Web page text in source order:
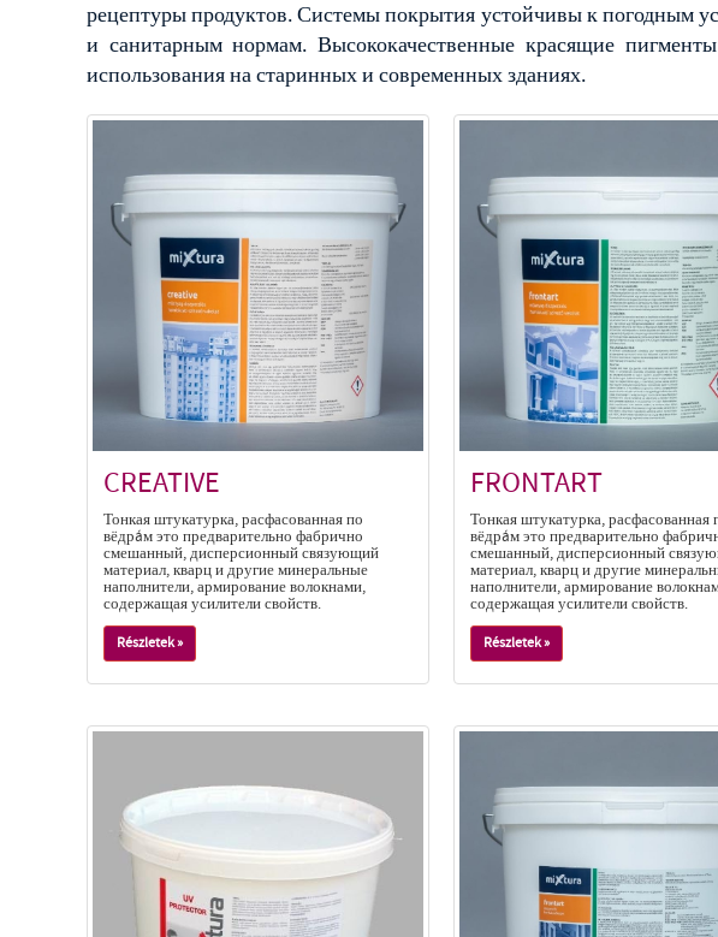
рецептуры продуктов. Системы покрытия устойчивы к погодным
и санитарным нормам. Высококачественные красящие
использования на старинных и современных зданиях.
CREATIVE
Тонкая штукатурка, расфасованная по
вёдрáм это предварительно фабрично
смешанный, дисперсионный связующий
материал, кварц и другие минеральные
наполнители, армирование волокнами,
содержащая усилители свойств.
Részletek »
FRONTART
Тонкая штукатурка, расфасованная
вёдрáм это предварительно
смешанный, дисперсионный
материал, кварц и другие
наполнители, армирование
содержащая усилители свойств.
Részletek »